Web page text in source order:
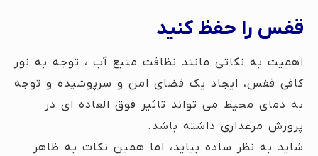
قفس را حفظ کنید
اهمیت به نکاتی مانند نظافت منبع آب ، توجه به نور
کافی قفس، ایجاد یک فضای امن و سرپوشیده و توجه
به دمای محیط می تواند تاثیر فوق العاده ای در
پرورش مرغداری داشته باشد.
شاید به نظر ساده بیاید، اما همین نکات به ظاهر